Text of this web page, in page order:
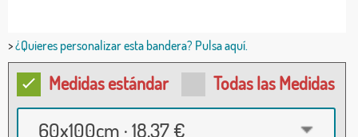
>¿Quieres personalizar esta bandera? Pulsa aquí.
Medidas estándar Todas las Medidas
60x100cm · 18,37 €